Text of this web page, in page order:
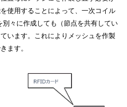
使用することによって、一次コイル
別々に作成しても（節点を共有してい
います。これによりメッシュを作製
ます。